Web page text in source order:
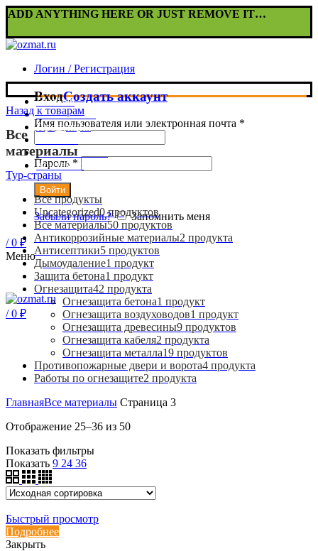
ADD ANYTHING HERE OR JUST REMOVE IT…
Логин / Регистрация
ВходСоздать аккаунт
Имя пользователя или электронная почта *
Пароль *
Войти
Забыли пароль? Запомнить меня
/ 0 ₽
Меню
/ 0 ₽
Главная
О компании
Продукция
Наши объекты
Контакты
Назад к товарам
Все
материалы
Тур-страны
Все продукты
Uncategorized0 продуктов
Все материалы50 продуктов
Антикоррозийные материалы2 продукта
Антисептики5 продуктов
Дымоудаление1 продукт
Защита бетона1 продукт
Огнезащита42 продукта
Огнезащита бетона1 продукт
Огнезащита воздуховодов1 продукт
Огнезащита древесины9 продуктов
Огнезащита кабеля2 продукта
Огнезащита металла19 продуктов
Противопожарные двери и ворота4 продукта
Работы по огнезащите2 продукта
ГлавнаяВсе материалы Страница 3
Отображение 25–36 из 50
Показать фильтры
Показать 9 24 36
Быстрый просмотр
Подробнее
Закрыть